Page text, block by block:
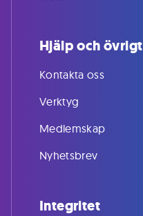
Hjälp och övrigt
Kontakta oss
Verktyg
Medlemskap
Nyhetsbrev
Integritet